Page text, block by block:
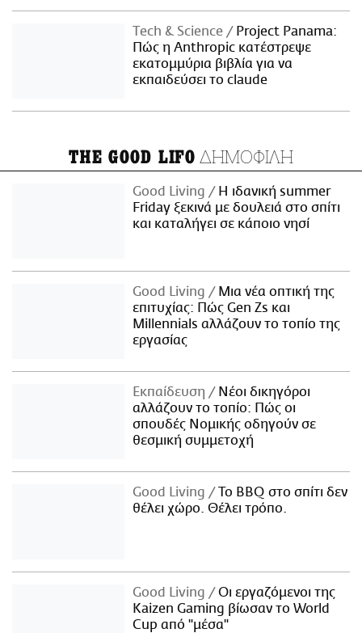
Τech & Science
Project Panama:
Πώς η Anthropic κατέστρεψε
εκατομμύρια βιβλία για να
εκπαιδεύσει το claude
THE GOOD LIFO ΔΗΜΟΦΙΛΗ
Good Living
Η ιδανική summer
Friday ξεκινά με δουλειά στο σπίτι
και καταλήγει σε κάποιο νησί
Good Living
Μια νέα οπτική της
επιτυχίας: Πώς Gen Zs και
Millennials αλλάζουν το τοπίο της
εργασίας
Εκπαίδευση
Νέοι δικηγόροι
αλλάζουν το τοπίο: Πώς οι
σπουδές Νομικής οδηγούν σε
θεσμική συμμετοχή
Good Living
Το BBQ στο σπίτι δεν
θέλει χώρο. Θέλει τρόπο.
Good Living
Οι εργαζόμενοι της
Kaizen Gaming βίωσαν το World
Cup από "μέσα"